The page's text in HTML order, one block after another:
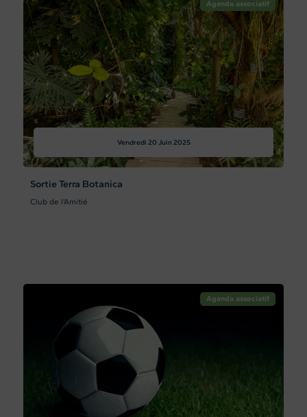
Agenda associatif
Vendredi 20 Juin 2025
Sortie Terra Botanica
Club de l'Amitié
Agenda associatif